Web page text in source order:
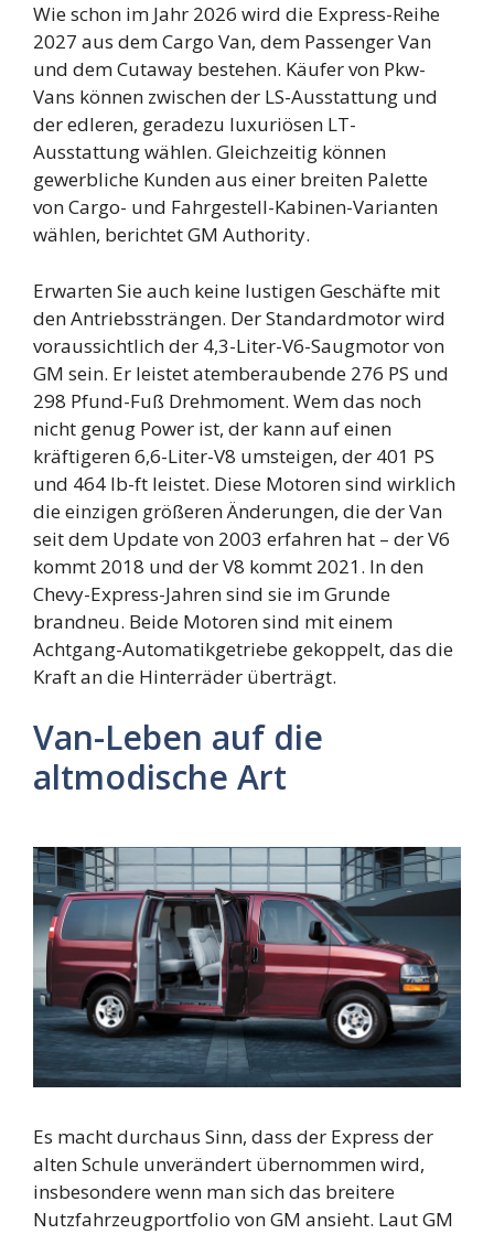
Wie schon im Jahr 2026 wird die Express-Reihe
2027 aus dem Cargo Van, dem Passenger Van
und dem Cutaway bestehen. Käufer von Pkw-
Vans können zwischen der LS-Ausstattung und
der edleren, geradezu luxuriösen LT-
Ausstattung wählen. Gleichzeitig können
gewerbliche Kunden aus einer breiten Palette
von Cargo- und Fahrgestell-Kabinen-Varianten
wählen, berichtet GM Authority.
Erwarten Sie auch keine lustigen Geschäfte mit
den Antriebssträngen. Der Standardmotor wird
voraussichtlich der 4,3-Liter-V6-Saugmotor von
GM sein. Er leistet atemberaubende 276 PS und
298 Pfund-Fuß Drehmoment. Wem das noch
nicht genug Power ist, der kann auf einen
kräftigeren 6,6-Liter-V8 umsteigen, der 401 PS
und 464 lb-ft leistet. Diese Motoren sind wirklich
die einzigen größeren Änderungen, die der Van
seit dem Update von 2003 erfahren hat – der V6
kommt 2018 und der V8 kommt 2021. In den
Chevy-Express-Jahren sind sie im Grunde
brandneu. Beide Motoren sind mit einem
Achtgang-Automatikgetriebe gekoppelt, das die
Kraft an die Hinterräder überträgt.
Van-Leben auf die
altmodische Art
Es macht durchaus Sinn, dass der Express der
alten Schule unverändert übernommen wird,
insbesondere wenn man sich das breitere
Nutzfahrzeugportfolio von GM ansieht. Laut GM